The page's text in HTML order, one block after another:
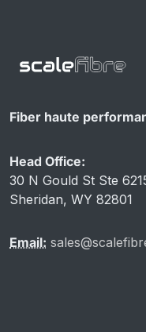
Fiber haute
Head Office:
30 N Gould St Ste
Sheridan, WY 82801
Email: